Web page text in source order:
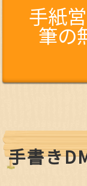
手紙
筆の
手書き